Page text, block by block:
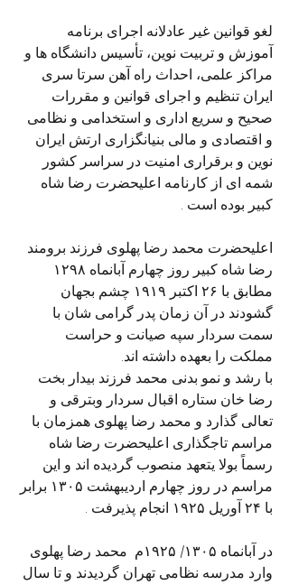
لغو قوانين غير عادلانه اجرای برنامه
آموزش و تربیت نوین، تأسیس دانشگاه ها و
مراکز علمی، احداث راه آهن سرتا سری
ایران تنظیم و اجرای قوانین و مقررات
صحیح و سریع اداری و استخدامی و نظامی
و اقتصادی و مالی بنیانگزاری ارتش ایران
نوین و برقراری امنیت در سراسر کشور
شمه ای از کارنامه اعلیحضرت رضا شاه
کبیر بوده است .
اعلیحضرت محمد رضا پهلوی فرزند برومند
مطابق با ۲۶ اکتبر ۱۹۱۹ چشم بجهان
گشودند در آن زمان پدر گرامی شان با
سمت سردار سپه صیانت و حراست
مملکت را بعهده داشته اند.
با رشد و نمو بدنی محمد فرزند بیدار بخت
رضا خان ستاره اقبال سردار وبترقی و
تعالی گذارد و محمد رضا پهلوی همزمان با
مراسم تاجگذاری اعلیحضرت رضا شاه
رسماً بولا يتعهد منصوب گردیده اند و این
مراسم در روز چهارم اردیبهشت ۱۳۰۵ برابر
با ۲۴ آوریل ۱۹۲۵ انجام پذیرفت .
در آبانماه ۱۳۰۵/ ۱۹۲۵م  محمد رضا پهلوی
وارد مدرسه نظامی تهران گردیدند و تا سال